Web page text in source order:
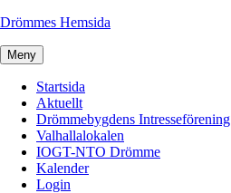
Hoppa
innehåll
Drömmes Hemsida
Meny
Startsida
Aktuellt
Drömmebygdens Intresseförening
Valhallalokalen
IOGT-NTO Drömme
Kalender
Login